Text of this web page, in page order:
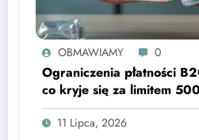
OBMAWIAMY 0
Ograniczenia płatności
co kryje się za limitem
11 Lipca, 2026